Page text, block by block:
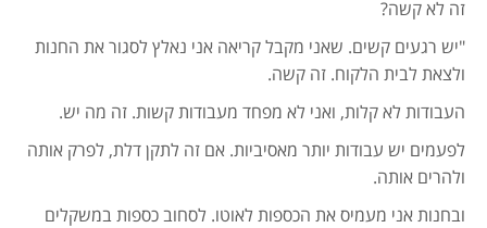
זה לא קשה?
"יש רגעים קשים. שאני מקבל קריאה אני נאלץ לסגור את החנות
ולצאת לבית הלקוח. זה קשה.
העבודות לא קלות, ואני לא מפחד מעבודות קשות. זה מה יש.
לפעמים יש עבודות יותר מאסיביות. אם זה לתקן דלת, לפרק אותה
ולהרים אותה.
ובחנות אני מעמיס את הכספות לאוטו. לסחוב כספות במשקלים